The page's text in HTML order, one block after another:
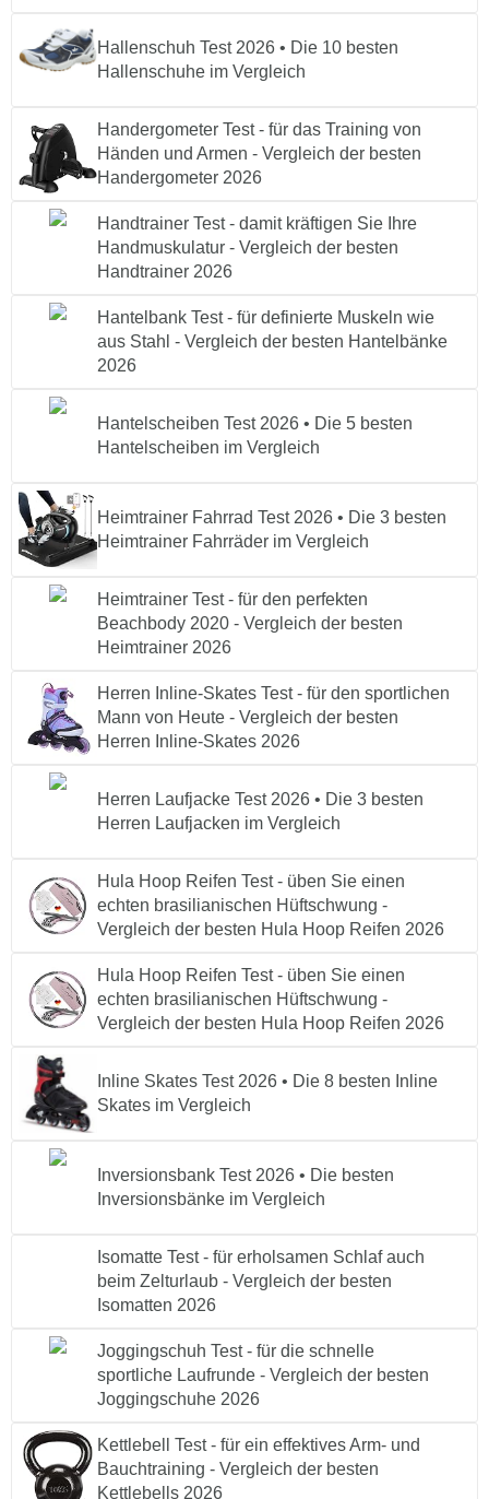
Hallenschuh Test 2026 • Die 10 besten
Hallenschuhe im Vergleich
Handergometer Test - für das Training von
Händen und Armen - Vergleich der besten
Handergometer 2026
Handtrainer Test - damit kräftigen Sie Ihre
Handmuskulatur - Vergleich der besten
Handtrainer 2026
Hantelbank Test - für definierte Muskeln wie
aus Stahl - Vergleich der besten Hantelbänke
2026
Hantelscheiben Test 2026 • Die 5 besten
Hantelscheiben im Vergleich
Heimtrainer Fahrrad Test 2026 • Die 3 besten
Heimtrainer Fahrräder im Vergleich
Heimtrainer Test - für den perfekten
Beachbody 2020 - Vergleich der besten
Heimtrainer 2026
Herren Inline-Skates Test - für den sportlichen
Mann von Heute - Vergleich der besten
Herren Inline-Skates 2026
Herren Laufjacke Test 2026 • Die 3 besten
Herren Laufjacken im Vergleich
Hula Hoop Reifen Test - üben Sie einen
echten brasilianischen Hüftschwung -
Vergleich der besten Hula Hoop Reifen 2026
Hula Hoop Reifen Test - üben Sie einen
echten brasilianischen Hüftschwung -
Vergleich der besten Hula Hoop Reifen 2026
Inline Skates Test 2026 • Die 8 besten Inline
Skates im Vergleich
Inversionsbank Test 2026 • Die besten
Inversionsbänke im Vergleich
Isomatte Test - für erholsamen Schlaf auch
beim Zelturlaub - Vergleich der besten
Isomatten 2026
Joggingschuh Test - für die schnelle
sportliche Laufrunde - Vergleich der besten
Joggingschuhe 2026
Kettlebell Test - für ein effektives Arm- und
Bauchtraining - Vergleich der besten
Kettlebells 2026